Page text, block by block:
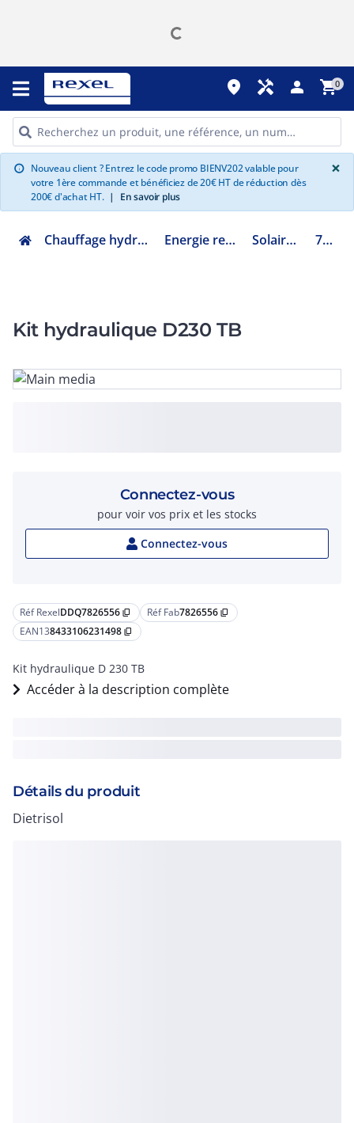
place handyman person shopping_cart0
info Nouveau client ? Entrez le code promo BIENV202 valable pour
votre 1ère commande et bénéficiez de 20€ HT de réduction dès
200€ d'achat HT. | En savoir plus
×
Chauffage hydraulique et plomberie Energie renouvelable ENR Solaire thermique 7826556
Kit hydraulique D230 TB
Réf RexelDDQ7826556 content_copy Réf Fab7826556 content_copy
EAN138433106231498 content_copy
Kit hydraulique D 230 TB
Accéder à la description complète
Détails du produit
Dietrisol
Connectez-vous
pour voir vos prix et les stocks
Connectez-vous